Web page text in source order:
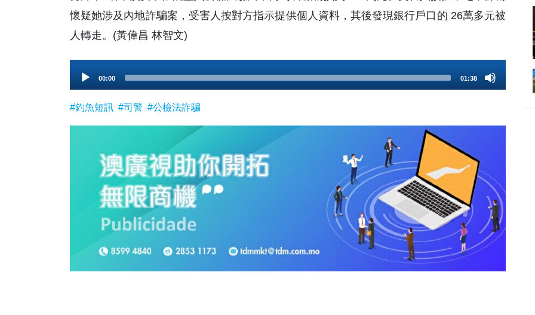
懷疑她涉及內地詐騙案，受害人按對方指示提供個人資料，其後發現銀行戶口的 26萬多元被
人轉走。(黃偉昌 林智文)
Player
00:00 01:38
#釣魚短訊 #司警 #公檢法詐騙